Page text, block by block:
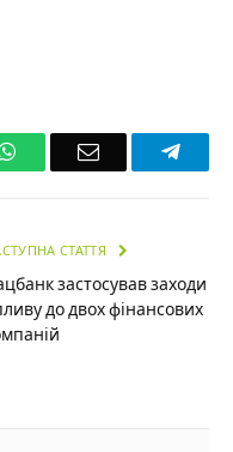
WhatsAppEmail
СТАТТЯ
застосував заходи
до двох фінансових